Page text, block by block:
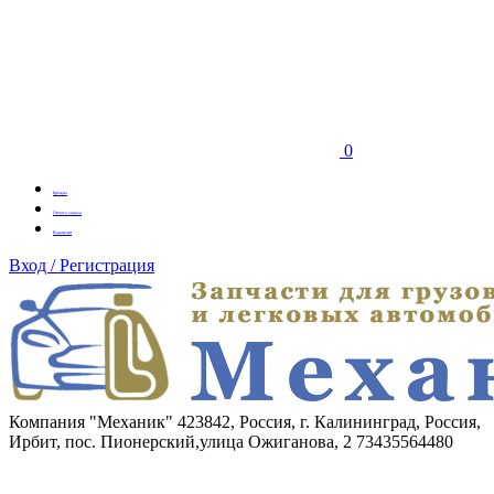
0
Бренды
Оплата заказа
Вакансии
Вход / Регистрация
Компания "Механик" 423842, Россия, г. Калининград, Россия,
Ирбит, пос. Пионерский,улица Ожиганова, 2 73435564480